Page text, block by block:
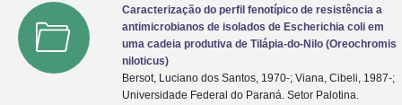
Caracterização do perfil fenotípico de resistência a
antimicrobianos de isolados de Escherichia coli em
uma cadeia produtiva de Tilápia-do-Nilo (Oreochromis
niloticus)
Bersot, Luciano dos Santos, 1970-; Viana, Cibeli, 1987-;
Universidade Federal do Paraná. Setor Palotina.